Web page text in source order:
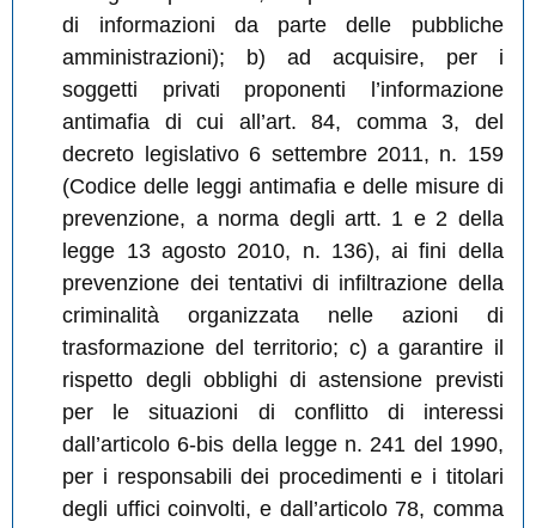
di informazioni da parte delle pubbliche
amministrazioni); b) ad acquisire, per i
soggetti privati proponenti l’informazione
antimafia di cui all’art. 84, comma 3, del
decreto legislativo 6 settembre 2011, n. 159
(Codice delle leggi antimafia e delle misure di
prevenzione, a norma degli artt. 1 e 2 della
legge 13 agosto 2010, n. 136), ai fini della
prevenzione dei tentativi di infiltrazione della
criminalità organizzata nelle azioni di
trasformazione del territorio; c) a garantire il
rispetto degli obblighi di astensione previsti
per le situazioni di conflitto di interessi
dall’articolo 6-bis della legge n. 241 del 1990,
per i responsabili dei procedimenti e i titolari
degli uffici coinvolti, e dall’articolo 78, comma